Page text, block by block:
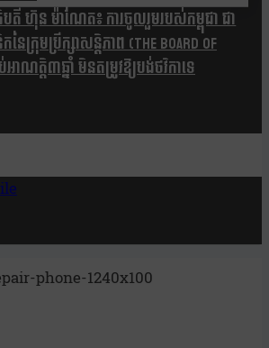
បតី ហ៊ុន ម៉ាណែត៖ ការចូលរួមរបស់កម្ពុជា ជា
ៃក្រុមប្រឹក្សាសន្តិភាព (The Board Of
ាណត្តិ៣ឆ្នាំ មិនតម្រូវឱ្យបង់ថវិកាទេ
phone-1240x100